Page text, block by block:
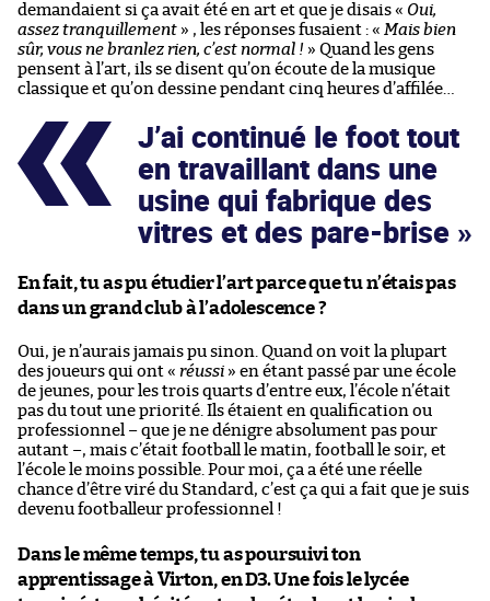
demandaient si ça avait été en art et que je disais « Oui,
assez tranquillement » , les réponses fusaient : « Mais bien
sûr, vous ne branlez rien, c’est normal ! » Quand les gens
pensent à l’art, ils se disent qu’on écoute de la musique
classique et qu’on dessine pendant cinq heures d’affilée…
J’ai continué le foot tout
en travaillant dans une
usine qui fabrique des
vitres et des pare-brise
En fait, tu as pu étudier l’art parce que tu n’étais pas
dans un grand club à l’adolescence ?
Oui, je n’aurais jamais pu sinon. Quand on voit la plupart
des joueurs qui ont « réussi » en étant passé par une école
de jeunes, pour les trois quarts d’entre eux, l’école n’était
pas du tout une priorité. Ils étaient en qualification ou
professionnel – que je ne dénigre absolument pas pour
autant –, mais c’était football le matin, football le soir, et
l’école le moins possible. Pour moi, ça a été une réelle
chance d’être viré du Standard, c’est ça qui a fait que je suis
devenu footballeur professionnel !
Dans le même temps, tu as poursuivi ton
apprentissage à Virton, en D3. Une fois le lycée